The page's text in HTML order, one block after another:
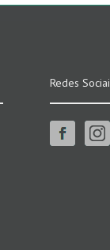
Redes